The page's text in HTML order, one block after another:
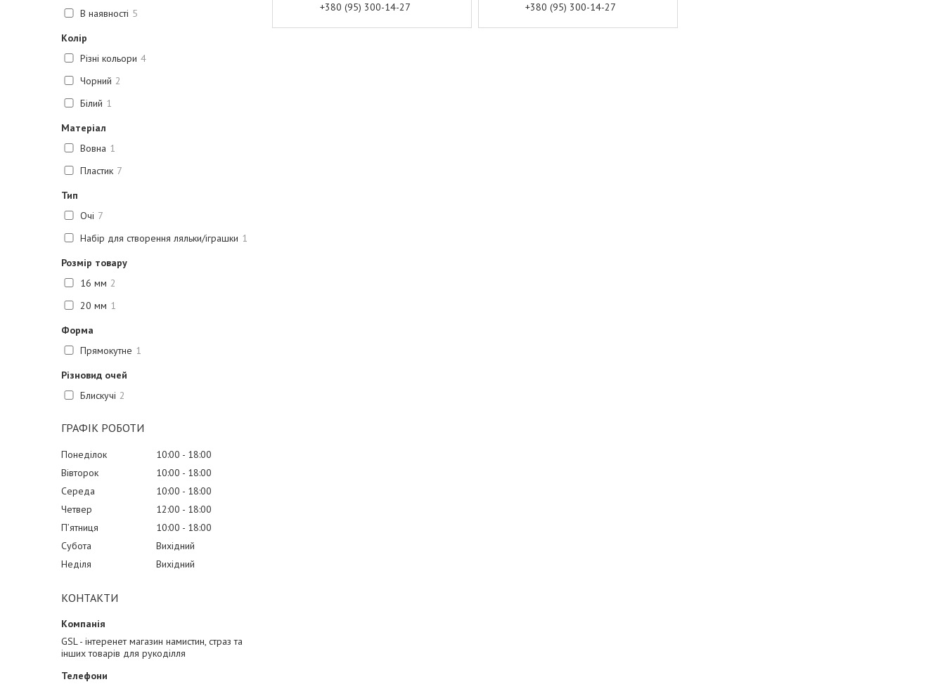
В наявності 5
Колір
Різні кольори 4
Чорний 2
Білий 1
Матеріал
Вовна 1
Пластик 7
Тип
Очі 7
Набір для створення ляльки/іграшки 1
Розмір товару
16 мм 2
20 мм 1
Форма
Прямокутне 1
Різновид очей
Блискучі 2
ГРАФІК РОБОТИ
Понеділок 10:00
18:00
Вівторок
10:00
18:00
Середа
10:00
18:00
Четвер
12:00
18:00
Пʼятниця
10:00
18:00
Субота
Вихідний
Неділя
Вихідний
КОНТАКТИ
GSL - інтеренет магазин намистин, страз та
інших товарів для рукоділля
+380 (95) 300-14-27 +380 (95) 300-14-27